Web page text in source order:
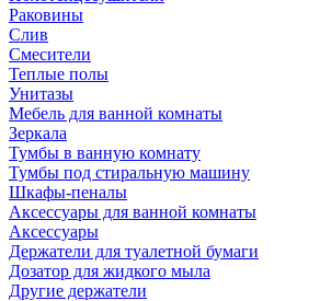
Раковины
Слив
Смесители
Теплые полы
Унитазы
Мебель для ванной комнаты
Зеркала
Тумбы в ванную комнату
Тумбы под стиральную машину
Шкафы-пеналы
Аксессуары для ванной комнаты
Аксессуары
Держатели для туалетной бумаги
Дозатор для жидкого мыла
Другие держатели